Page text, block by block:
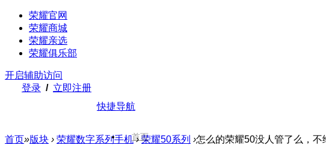
荣耀官网
荣耀商城
荣耀亲选
荣耀俱乐部
开启辅助访问
登录 / 立即注册
快捷导航
首页
首页»版块 › 荣耀数字系列手机 › 荣耀50系列 ›怎么的荣耀50没人管了么，